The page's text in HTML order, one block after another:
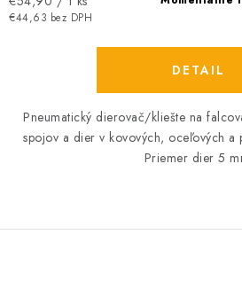
€44,63 bez DPH
cena:
DETAIL
Pneumatický dierovač/kliešte na
spojov a dier v kovových, oceľových a
Priemer dier 5